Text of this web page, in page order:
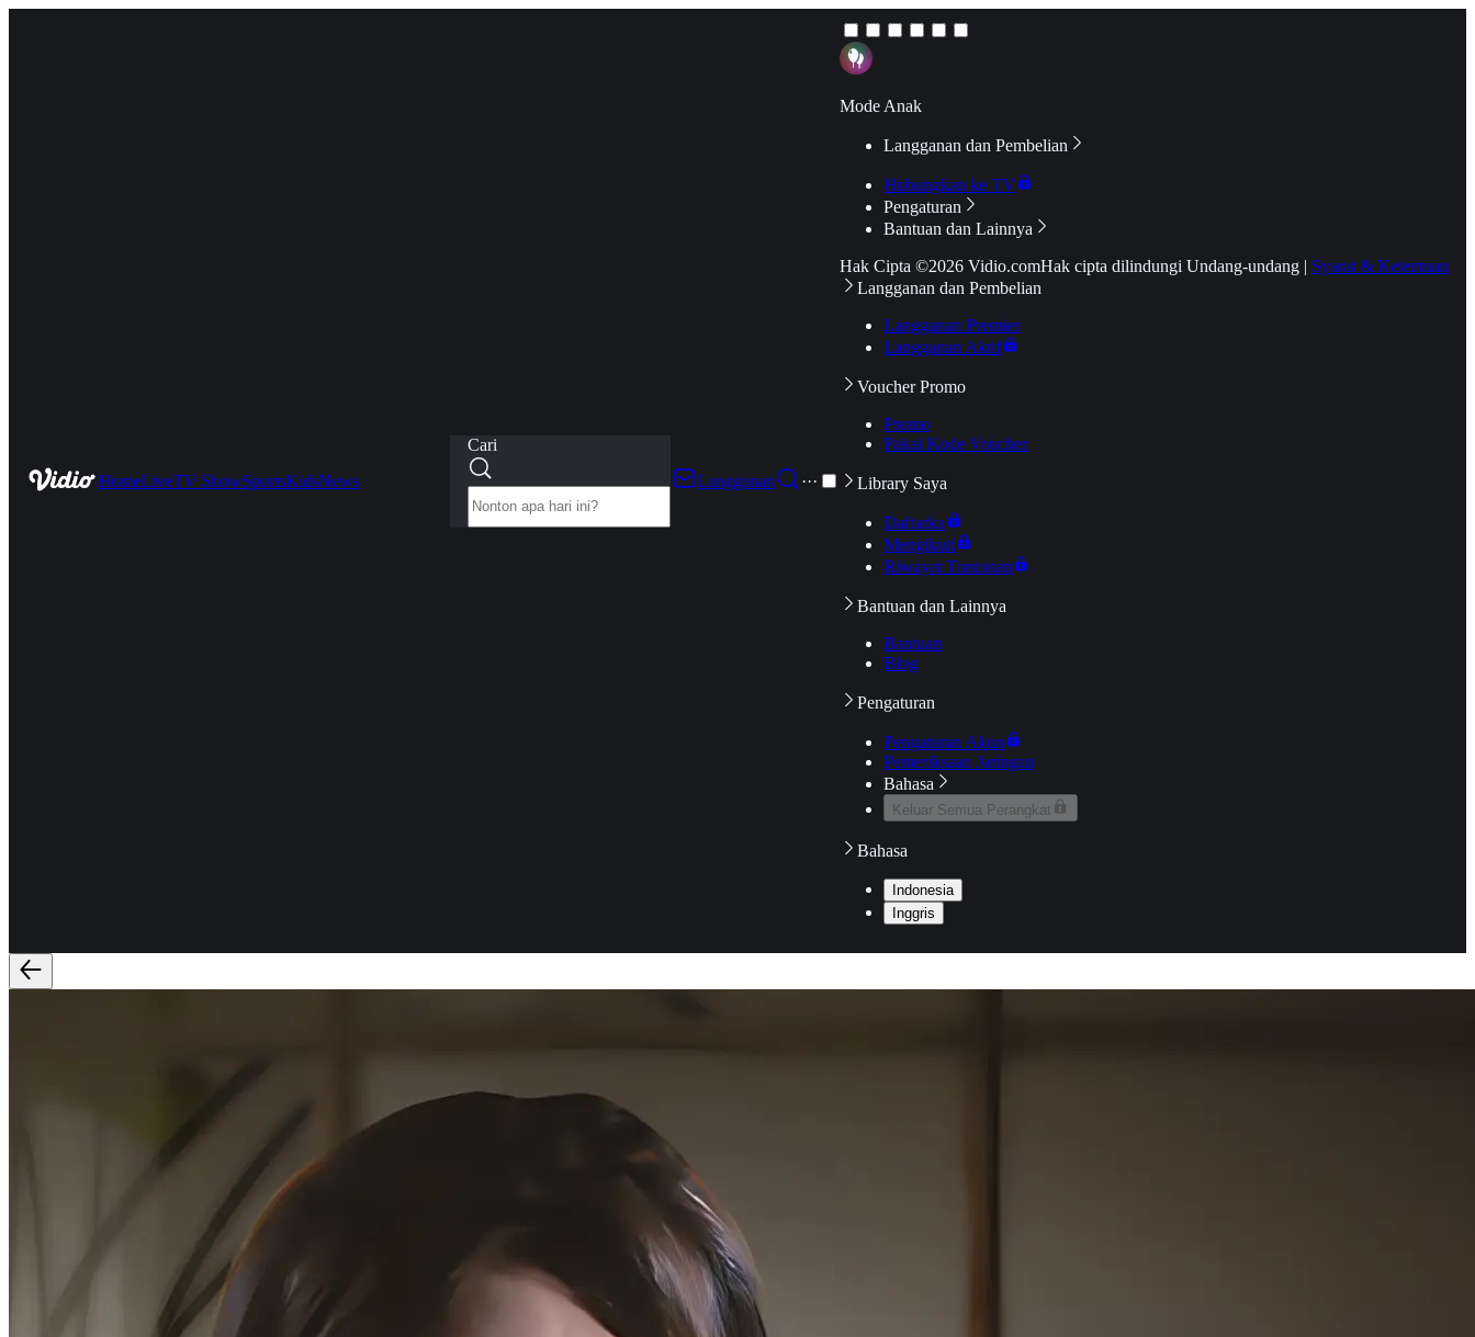
HomeLiveTV ShowSportsKidsNews
Cari
Langganan
···
Mode Anak
Langganan dan Pembelian
Hubungkan ke TV
Pengaturan
Bantuan dan Lainnya
Hak Cipta ©2026 Vidio.comHak cipta dilindungi Undang-undang | Syarat & Ketentuan
Langganan dan Pembelian
Langganan Premier
Langganan Aktif
Voucher Promo
Promo
Pakai Kode Voucher
Library Saya
Daftarku
Mengikuti
Riwayat Tontonan
Bantuan dan Lainnya
Bantuan
Blog
Pengaturan
Pengaturan Akun
Pemeriksaan Jaringan
Bahasa
Keluar Semua Perangkat
Bahasa
Indonesia
Inggris